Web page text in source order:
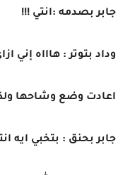
جابر بصدمه :انتي !!!
وداد بتوتر : هاااه إني
اعادت وضع وشاحها
جابر بحنق : بتخبي ايه